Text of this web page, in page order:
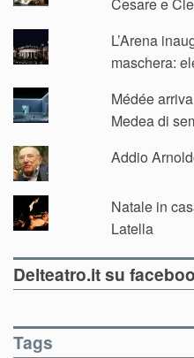
L’Arena
maschera:
Médée
Medea di
Addio
Natale in
Latella
Delteatro.it su
Tags